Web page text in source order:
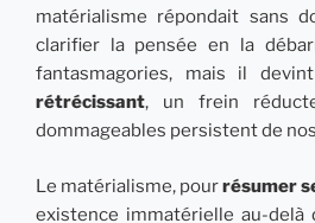
matérialisme répondait sans
clarifier la pensée en la
fantasmagories, mais il
rétrécissant, un frein
dommageables persistent de
Le matérialisme, pourrésumer
existence immatérielle au-delà